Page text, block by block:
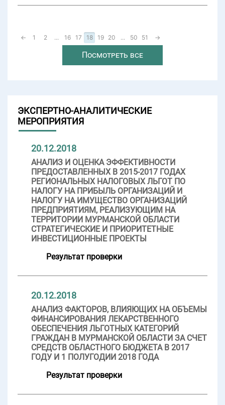
← 1 2 ... 16 17 18 19 20 ... 50 51 →
Посмотреть все
ЭКСПЕРТНО-АНАЛИТИЧЕСКИЕ
МЕРОПРИЯТИЯ
20.12.2018
АНАЛИЗ И ОЦЕНКА ЭФФЕКТИВНОСТИ
ПРЕДОСТАВЛЕННЫХ В 2015-2017 ГОДАХ
РЕГИОНАЛЬНЫХ НАЛОГОВЫХ ЛЬГОТ ПО
НАЛОГУ НА ПРИБЫЛЬ ОРГАНИЗАЦИЙ И
НАЛОГУ НА ИМУЩЕСТВО ОРГАНИЗАЦИЙ
ПРЕДПРИЯТИЯМ, РЕАЛИЗУЮЩИМ НА
ТЕРРИТОРИИ МУРМАНСКОЙ ОБЛАСТИ
СТРАТЕГИЧЕСКИЕ И ПРИОРИТЕТНЫЕ
ИНВЕСТИЦИОННЫЕ ПРОЕКТЫ
Результат проверки
20.12.2018
АНАЛИЗ ФАКТОРОВ, ВЛИЯЮЩИХ НА ОБЪЕМЫ
ФИНАНСИРОВАНИЯ ЛЕКАРСТВЕННОГО
ОБЕСПЕЧЕНИЯ ЛЬГОТНЫХ КАТЕГОРИЙ
ГРАЖДАН В МУРМАНСКОЙ ОБЛАСТИ ЗА СЧЕТ
СРЕДСТВ ОБЛАСТНОГО БЮДЖЕТА В 2017
ГОДУ И 1 ПОЛУГОДИИ 2018 ГОДА
Результат проверки